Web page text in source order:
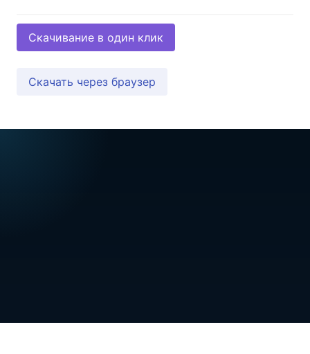
Скачивание в один клик
Скачать через браузер